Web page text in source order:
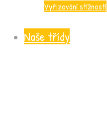
Vyřizování stížností
Naše třídy